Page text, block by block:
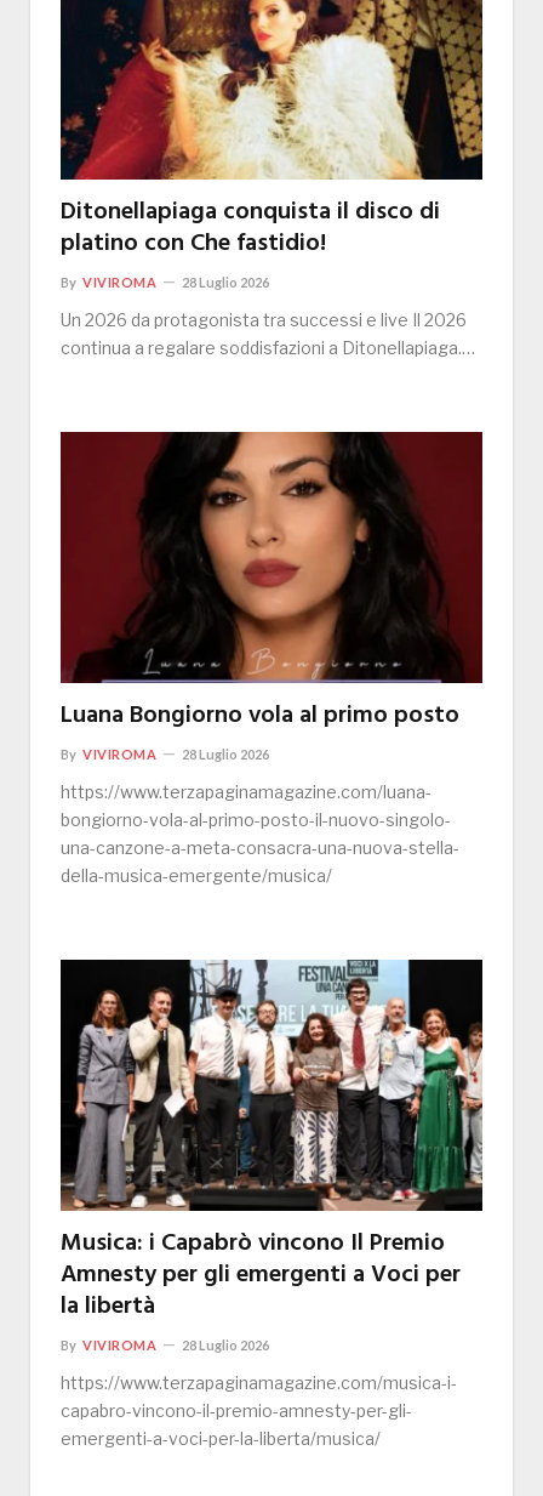
Ditonellapiaga conquista il disco di
platino con Che fastidio!
By VIVIROMA 28 Luglio 2026
Un 2026 da protagonista tra successi e live Il 2026
continua a regalare soddisfazioni a Ditonellapiaga.…
Luana Bongiorno vola al primo posto
By VIVIROMA 28 Luglio 2026
https://www.terzapaginamagazine.com/luana-
bongiorno-vola-al-primo-posto-il-nuovo-singolo-
una-canzone-a-meta-consacra-una-nuova-stella-
della-musica-emergente/musica/
Musica: i Capabrò vincono Il Premio
Amnesty per gli emergenti a Voci per
la libertà
By VIVIROMA 28 Luglio 2026
https://www.terzapaginamagazine.com/musica-i-
capabro-vincono-il-premio-amnesty-per-gli-
emergenti-a-voci-per-la-liberta/musica/